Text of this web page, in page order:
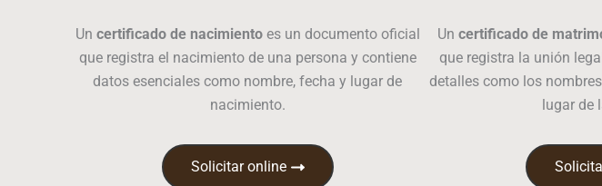
Un certificado de nacimientoes un documento oficial
que registra el nacimiento de una persona y contiene
datos esenciales como nombre, fecha y lugar de
nacimiento.
Solicitar online
Un certificado de
que registra la unión
detalles como los
lugar de